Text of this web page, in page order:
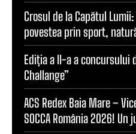
Crosul de la Capătul
povestea prin sport,
Ediția a II-a a concursului
Challange”
ACS Redex Baia Mare –
SOCCA România 2026!